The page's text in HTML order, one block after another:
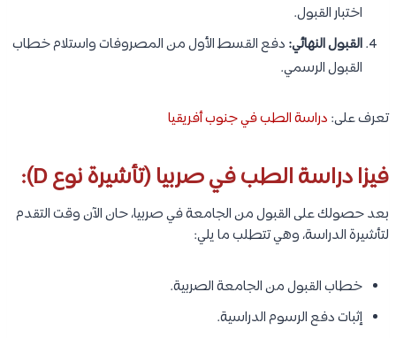
اختبار القبول.
القبول النهائي: دفع القسط الأول من المصروفات واستلام خطاب
القبول الرسمي.
تعرف على: دراسة الطب في جنوب أفريقيا
فيزا دراسة الطب في صربيا (تأشيرة نوع D):
بعد حصولك على القبول من الجامعة في صربيا، حان الآن وقت التقدم
لتأشيرة الدراسة، وهي تتطلب ما يلي:
خطاب القبول من الجامعة الصربية.
إثبات دفع الرسوم الدراسية.